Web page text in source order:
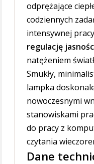
odprężające
codziennych
intensywnej
regulację
natężeniem
Smukły,
lampka
nowoczesnymi
stanowiskami
do pracy z
czytania
Dane